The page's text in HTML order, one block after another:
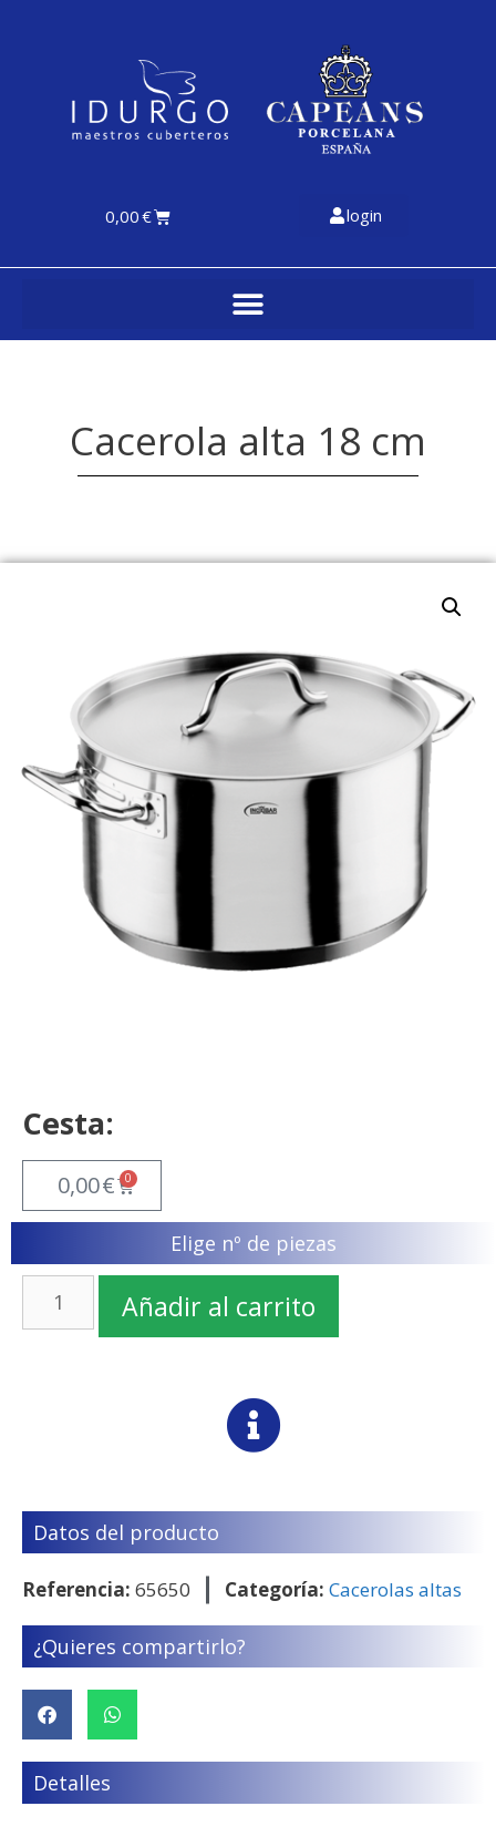
0,00€ login
Cacerola alta 18 cm
Cesta:
0,00€ 0
Elige nº de piezas
Añadir al carrito
Datos del producto
Referencia: 65650 Categoría: Cacerolas altas
¿Quieres compartirlo?
Detalles